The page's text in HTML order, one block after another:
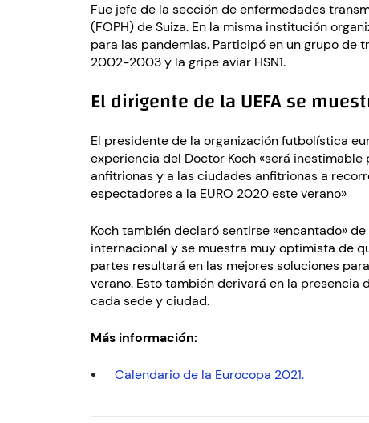
Fue jefe de la sección de enfermedades
(FOPH) de Suiza. En la misma institución
para las pandemias. Participó en un grupo de
2002-2003 y la gripe aviar HSN1.
El dirigente de la UEFA se
El presidente de la organización futbolística
experiencia del Doctor Koch «será inestimable
anfitrionas y a las ciudades anfitrionas a
espectadores a la EURO 2020 este verano»
Koch también declaró sentirse «encantado»
internacional y se muestra muy optimista de
partes resultará en las mejores soluciones
verano. Esto también derivará en la
cada sede y ciudad.
Más información:
Calendario de la Eurocopa 2021.